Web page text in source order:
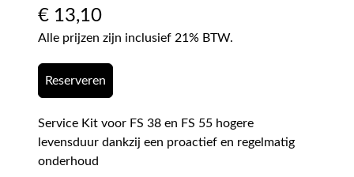
€ 13,10
Alle prijzen zijn inclusief 21% BTW.
Reserveren
Service Kit voor FS 38 en FS 55 hogere
levensduur dankzij een proactief en regelmatig
onderhoud